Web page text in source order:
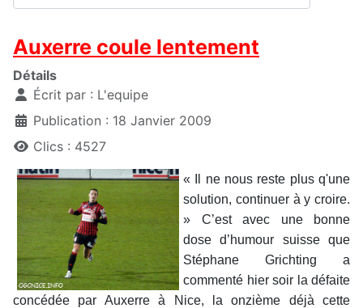
Auxerre coule lentement
Détails
Écrit par : L'equipe
Publication : 18 Janvier 2009
Clics : 4527
« Il ne nous reste plus q'une
solution, continuer à y croire.
» C’est avec une bonne
dose d’humour suisse que
Stéphane Grichting a
commenté hier soir la défaite
concédée par Auxerre à Nice, la onzième déjà cette